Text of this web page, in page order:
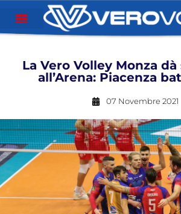
La Vero Volley Monza
all’Arena: Piacenza
07 Novembre 2021